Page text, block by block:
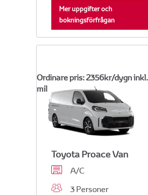
Mer uppgifter och
bokningsförfrågan
Toyota Proace Van
A/C
3 Personer
Ordinare pris: 2356kr/dygn
mil